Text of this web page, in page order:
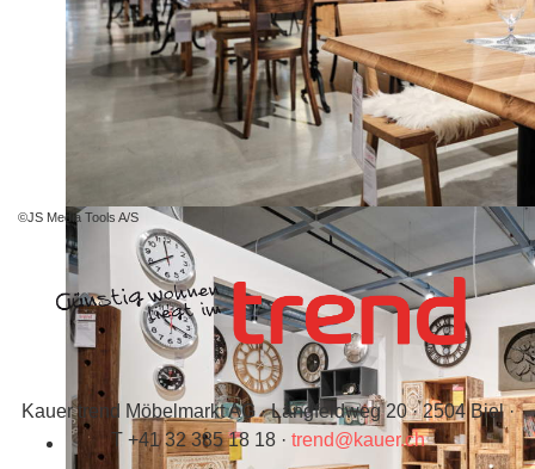
©JS Media Tools A/S
Kauer trend Möbelmarkt AG · Längfeldweg 20 · 2504 Biel ·
T +41 32 385 18 18 · trend@kauer.ch